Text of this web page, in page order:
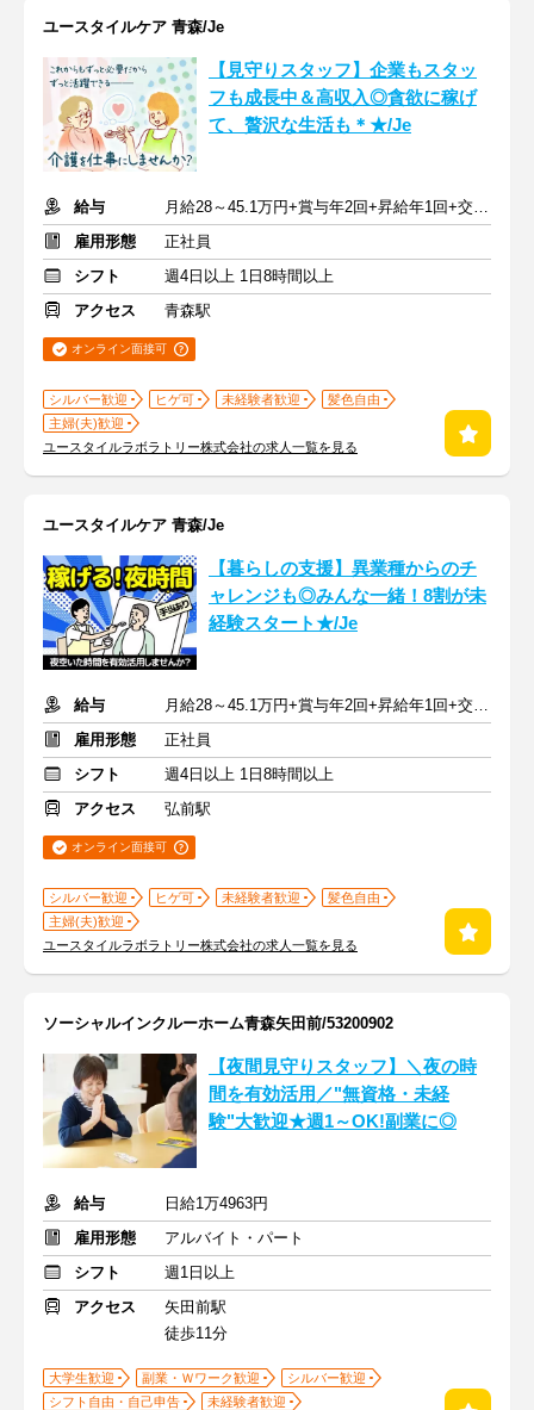
ユースタイルケア 青森/Je
【見守りスタッフ】企業もスタッ
フも成長中＆高収入◎貪欲に稼げ
て、贅沢な生活も＊★/Je
給与
月給28～45.1万円+賞与年2回+昇給年1回+交通費全額
雇用形態
正社員
シフト
週4日以上 1日8時間以上
アクセス
青森駅
オンライン面接可
シルバー歓迎 ヒゲ可 未経験者歓迎
髪色自由
主婦(夫)歓迎
ユースタイルラボラトリー株式会社の求人一覧を見る
ユースタイルケア 青森/Je
【暮らしの支援】異業種からのチ
ャレンジも◎みんな一緒！8割が未
経験スタート★/Je
給与
月給28～45.1万円+賞与年2回+昇給年1回+交通費全額
雇用形態
正社員
シフト
週4日以上 1日8時間以上
アクセス
弘前駅
オンライン面接可
シルバー歓迎 ヒゲ可 未経験者歓迎
髪色自由
主婦(夫)歓迎
ユースタイルラボラトリー株式会社の求人一覧を見る
ソーシャルインクルーホーム青森矢田前/53200902
【夜間見守りスタッフ】＼夜の時
間を有効活用／"無資格・未経
験"大歓迎★週1～OK!副業に◎
給与
日給1万4963円
雇用形態
アルバイト・パート
シフト
週1日以上
アクセス
矢田前駅
徒歩11分
大学生歓迎 副業・Ｗワーク歓迎
シルバー歓迎
シフト自由・自己申告
未経験者歓迎